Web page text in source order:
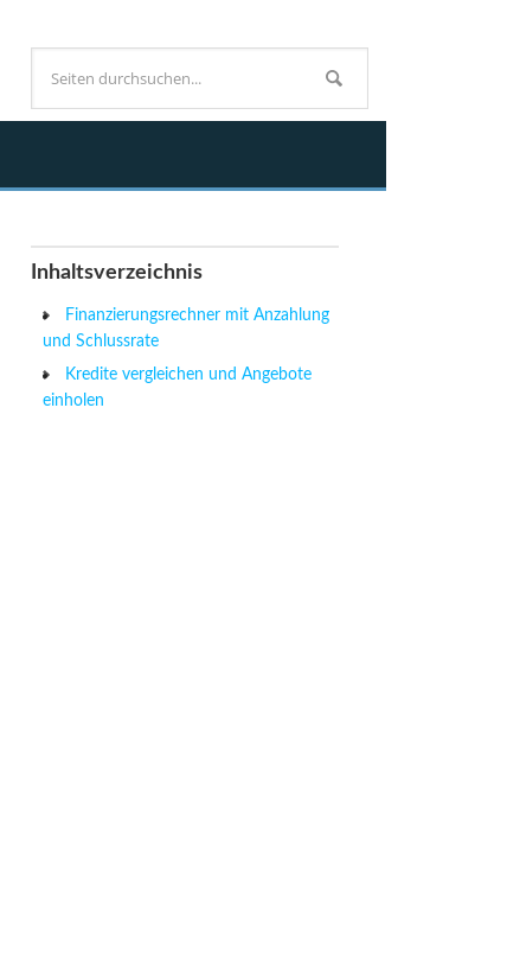
Inhaltsverzeichnis
Finanzierungsrechner mit Anzahlung
und Schlussrate
Kredite vergleichen und Angebote
einholen